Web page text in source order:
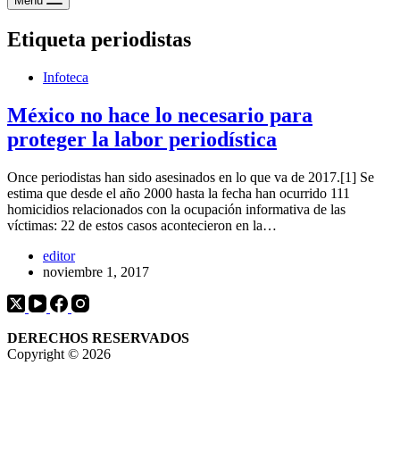
Etiqueta periodistas
Infoteca
México no hace lo necesario para
proteger la labor periodística
Once periodistas han sido asesinados en lo que va de 2017.[1] Se
estima que desde el año 2000 hasta la fecha han ocurrido 111
homicidios relacionados con la ocupación informativa de las
víctimas: 22 de estos casos acontecieron en la…
editor
noviembre 1, 2017
DERECHOS RESERVADOS
Copyright © 2026